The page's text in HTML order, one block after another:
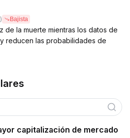
Bajista
de la muerte mientras los datos de
reducen las probabilidades de
capitalización de mercado